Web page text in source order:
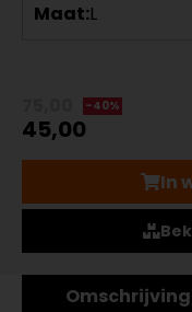
Maat:L
-40%
45,00
In
Omschrijving